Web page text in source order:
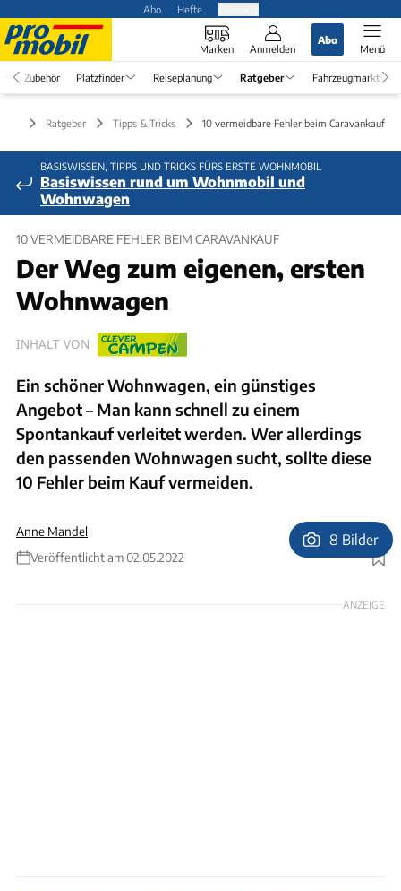
Abo Hefte
Marken Anmelden
Abo
Menü
Zubehör Platzfinder Reiseplanung Ratgeber Fahrzeugmarkt
Ratgeber Tipps & Tricks 10 vermeidbare Fehler beim Caravankauf
BASISWISSEN, TIPPS UND TRICKS FÜRS ERSTE WOHNMOBIL
Basiswissen rund um Wohnmobil und
Wohnwagen
10 VERMEIDBARE FEHLER BEIM CARAVANKAUF
Der Weg zum eigenen, ersten
Wohnwagen
INHALT VON
Ein schöner Wohnwagen, ein günstiges
Angebot – Man kann schnell zu einem
Spontankauf verleitet werden. Wer allerdings
den passenden Wohnwagen sucht, sollte diese
10 Fehler beim Kauf vermeiden.
Anne Mandel
Veröffentlicht am 02.05.2022
Foto: Franziska Moltenbrey
8 Bilder
ANZEIGE